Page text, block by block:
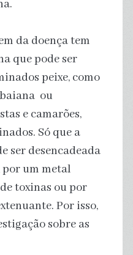
da doença tem
que pode ser
peixe, como
ou
e camarões,
Só que a
ser desencadeada
um metal
toxinas ou por
Por isso,
sobre as